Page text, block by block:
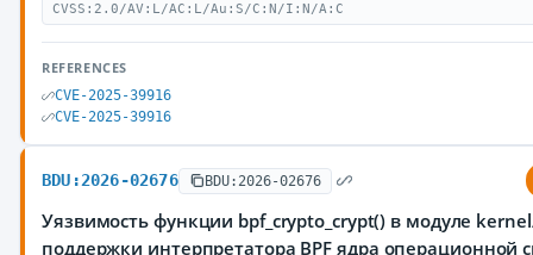
CVSS:2.0/AV:L/AC:L/Au:S/C:N/I:N/A:C
REFERENCES
CVE-2025-39916
CVE-2025-39916
BDU:2026-02676 BDU:2026-02676
Уязвимость функции bpf_crypto_crypt() в модуле
поддержки интерпретатора BPF ядра операционной